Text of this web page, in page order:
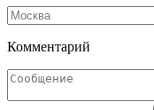
Комментарий